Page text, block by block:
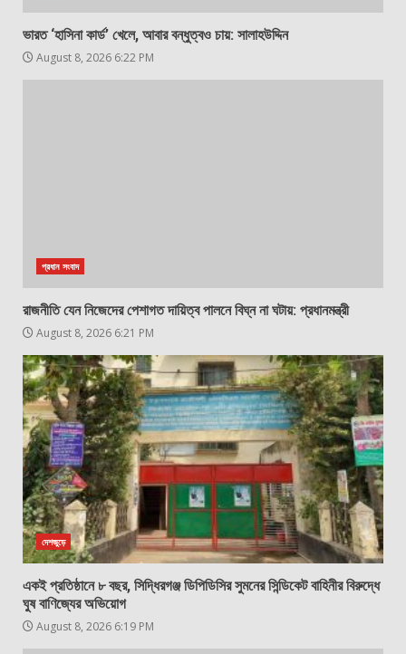
ভারত ‘হাসিনা কার্ড’ খেলে, আবার বন্ধুত্বও চায়: সালাহউদ্দিন
August 8, 2026 6:22 PM
প্রধান সংবাদ
রাজনীতি যেন নিজেদের পেশাগত দায়িত্ব পালনে বিঘ্ন না ঘটায়: প্রধানমন্ত্রী
August 8, 2026 6:21 PM
দেশজুড়ে
একই প্রতিষ্ঠানে ৮ বছর, সিদ্ধিরগঞ্জ ডিপিডিসির সুমনের সিন্ডিকেট বাহিনীর বিরুদ্ধে
ঘুষ বাণিজ্যের অভিয়োগ
August 8, 2026 6:19 PM